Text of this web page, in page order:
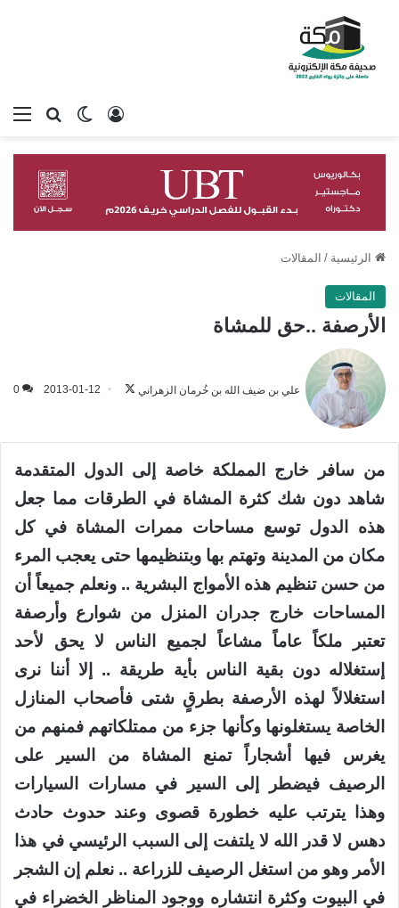
بحثالوضع
تسجيل الدخول
الرئيسية / المقالات
المقالات
الأرصفة ..حق للمشاة
علي بن ضيف الله بن خُرمان الزهراني
على
2013-01-12
0
من سافر خارج المملكة خاصة إلى الدول المتقدمة
شاهد دون شك كثرة المشاة في الطرقات مما جعل
هذه الدول توسع مساحات ممرات المشاة في كل
مكان من المدينة وتهتم بها وبتنظيمها حتى يعجب المرء
من حسن تنظيم هذه الأمواج البشرية .. ونعلم جميعاً أن
المساحات خارج جدران المنزل من شوارع وأرصفة
تعتبر ملكاً عاماً مشاعاً لجميع الناس لا يحق لأحد
إستغلاله دون بقية الناس بأية طريقة .. إلا أننا نرى
استغلالاً لهذه الأرصفة بطرقٍ شتى فأصحاب المنازل
الخاصة يستغلونها وكأنها جزء من ممتلكاتهم فمنهم من
يغرس فيها أشجاراً تمنع المشاة من السير على
الرصيف فيضطر إلى السير في مسارات السيارات
وهذا يترتب عليه خطورة قصوى وعند حدوث حادث
دهس لا قدر الله لا يلتفت إلى السبب الرئيسي في هذا
الأمر وهو من استغل الرصيف للزراعة .. نعلم إن الشجر
في البيوت وكثرة انتشاره ووجود المناظر الخضراء في